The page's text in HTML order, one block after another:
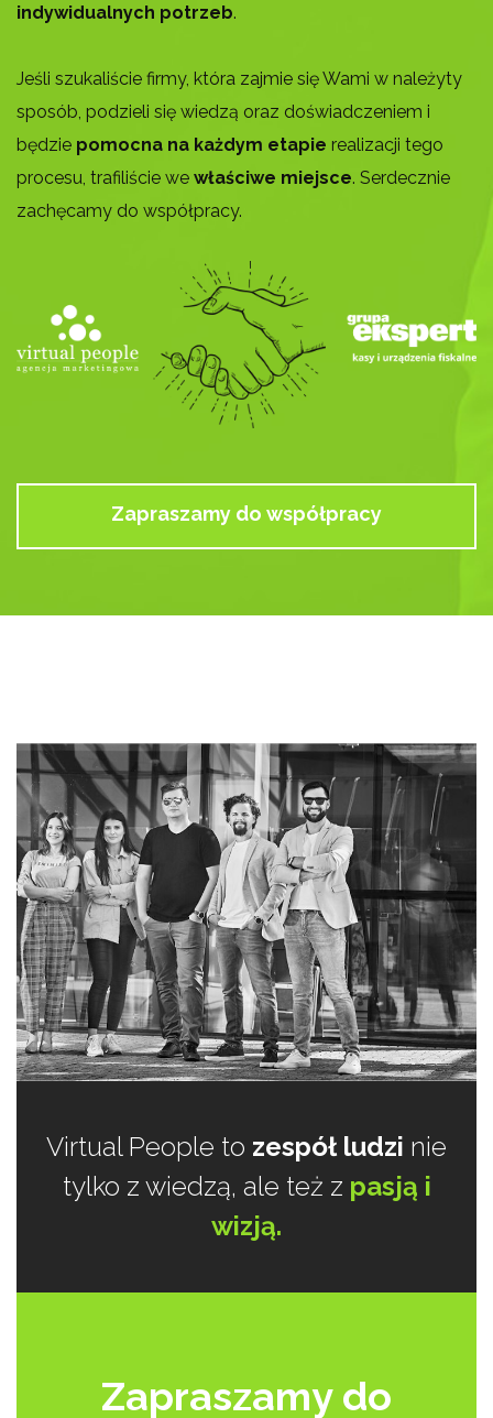
indywidualnych potrzeb.
Jeśli szukaliście firmy, która zajmie się Wami w należyty
sposób, podzieli się wiedzą oraz doświadczeniem i
będzie pomocna na każdym etapie realizacji tego
procesu, trafiliście we właściwe miejsce. Serdecznie
zachęcamy do współpracy.
Zapraszamy do współpracy
Virtual People to zespół ludzi nie
tylko z wiedzą, ale też z pasją i
wizją.
Zapraszamy do